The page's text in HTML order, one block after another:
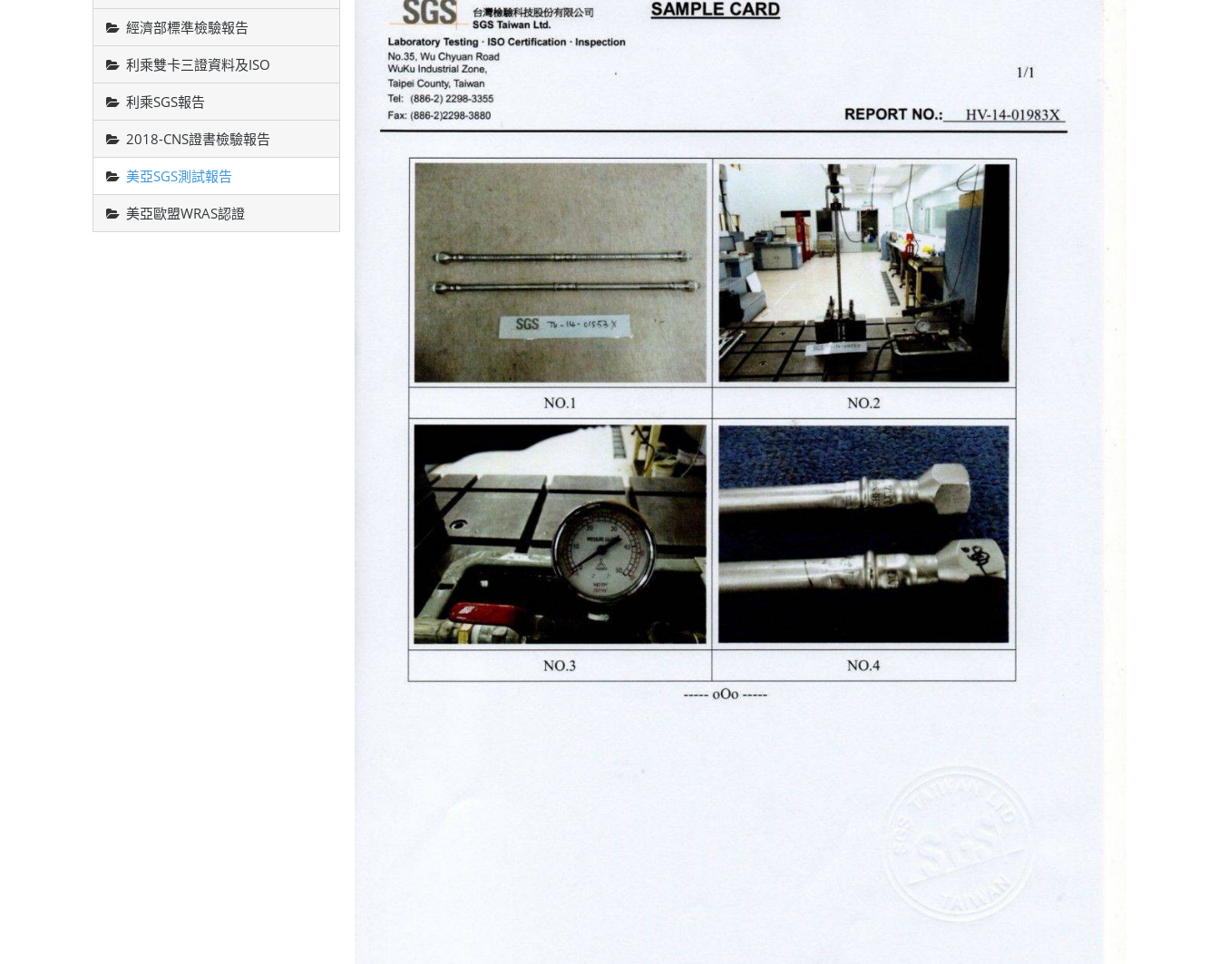
經濟部標準檢驗報告
利乘雙卡三證資料及ISO
利乘SGS報告
2018-CNS證書檢驗報告
美亞SGS測試報告
美亞歐盟WRAS認證